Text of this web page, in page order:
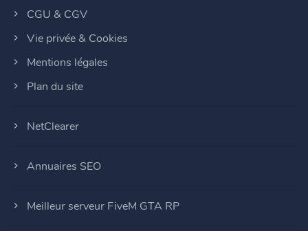
CGU & CGV
Vie privée & Cookies
Mentions légales
Plan du site
NetClearer
Annuaires SEO
Meilleur serveur FiveM GTA RP